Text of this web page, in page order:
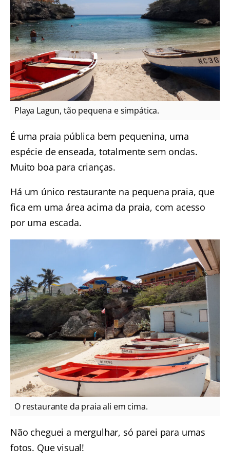
Playa Lagun, tão pequena e simpática.
É uma praia pública bem pequenina, uma
espécie de enseada, totalmente sem ondas.
Muito boa para crianças.
Há um único restaurante na pequena praia, que
fica em uma área acima da praia, com acesso
por uma escada.
O restaurante da praia ali em cima.
Não cheguei a mergulhar, só parei para umas
fotos. Que visual!